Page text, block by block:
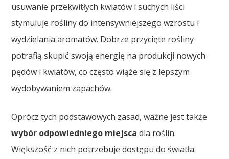
usuwanie przekwitłych kwiatów i suchych liści
stymuluje rośliny do intensywniejszego wzrostu i
wydzielania aromatów. Dobrze przycięte rośliny
potrafią skupić swoją energię na produkcji nowych
pędów i kwiatów, co często wiąże się z lepszym
wydobywaniem zapachów.
Oprócz tych podstawowych zasad, ważne jest także
wybór odpowiedniego miejsca dla roślin.
Większość z nich potrzebuje dostępu do światła